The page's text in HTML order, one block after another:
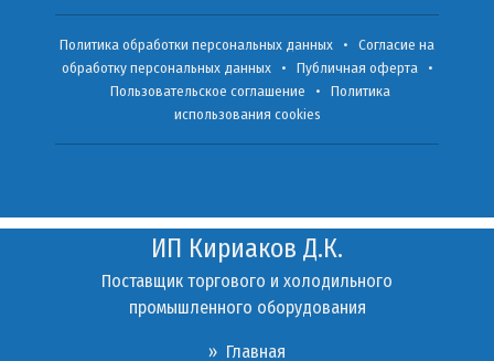
Политика обработки персональных данных • Согласие на
обработку персональных данных• Публичная оферта
•
Пользовательское соглашение • Политика
использования cookies
ИП Кириаков Д.К.
Поставщик торгового и холодильного
промышленного оборудования
» Главная